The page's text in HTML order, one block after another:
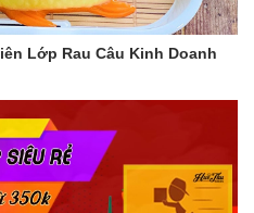
Lớp Rau Câu Kinh Doanh